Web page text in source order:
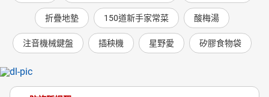
折疊地墊 150道新手家常菜 酸梅湯
注音機械鍵盤 插秧機 星野愛 矽膠食物袋